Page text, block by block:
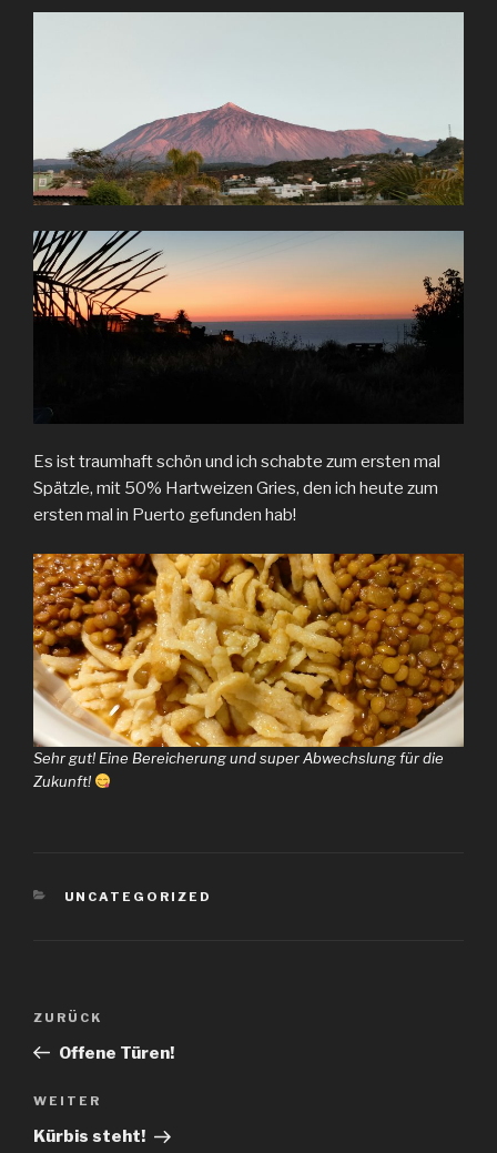
Es ist traumhaft schön und ich schabte zum ersten mal
Spätzle, mit 50% Hartweizen Gries, den ich heute zum
ersten mal in Puerto gefunden hab!
Sehr gut! Eine Bereicherung und super Abwechslung für die
Zukunft!
KATEGORIEN
UNCATEGORIZED
Beitragsnavigation
Vorheriger
Beitrag
ZURÜCK
Offene Türen!
Nächster
Beitrag
WEITER
Kürbis steht!